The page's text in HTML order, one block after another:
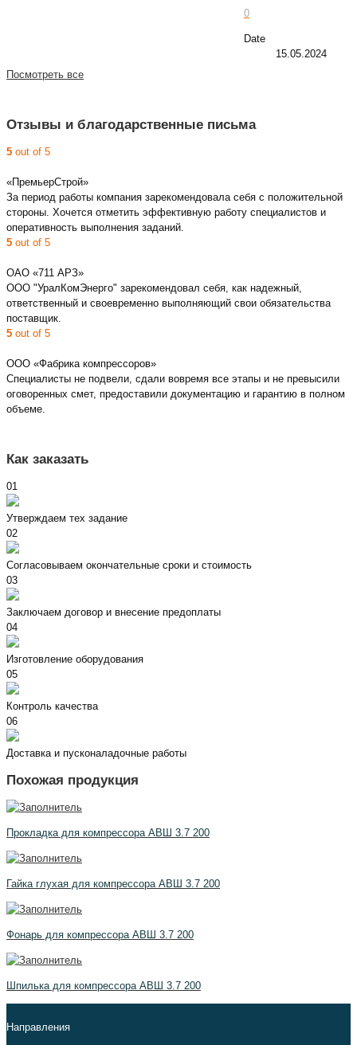
0
Date
15.05.2024
Посмотреть все
Отзывы и благодарственные письма
5 out of 5
«ПремьерСтрой»
За период работы компания зарекомендовала себя с положительной
стороны. Хочется отметить эффективную работу специалистов и
оперативность выполнения заданий.
5 out of 5
ОАО «711 АРЗ»
ООО "УралКомЭнерго" зарекомендовал себя, как надежный,
ответственный и своевременно выполняющий свои обязательства
поставщик.
5 out of 5
ООО «Фабрика компрессоров»
Специалисты не подвели, сдали вовремя все этапы и не превысили
оговоренных смет, предоставили документацию и гарантию в полном
объеме.
Как заказать
01
Утверждаем тех задание
02
Согласовываем окончательные сроки и стоимость
03
Заключаем договор и внесение предоплаты
04
Изготовление оборудования
05
Контроль качества
06
Доставка и пусконаладочные работы
Похожая продукция
Прокладка для компрессора АВШ 3.7 200
Гайка глухая для компрессора АВШ 3.7 200
Фонарь для компрессора АВШ 3.7 200
Шпилька для компрессора АВШ 3.7 200
Направления